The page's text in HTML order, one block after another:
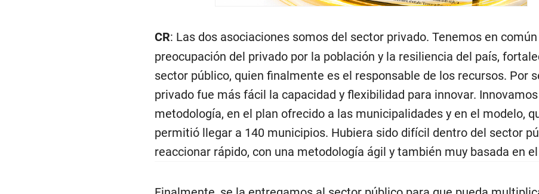
CR: Las dos asociaciones somos del sector privado. Tenemos en
preocupación del privado por la población y la resiliencia del país,
sector público, quien finalmente es el responsable de los recursos. Por
privado fue más fácil la capacidad y flexibilidad para innovar.
metodología, en el plan ofrecido a las municipalidades y en el modelo,
permitió llegar a 140 municipios. Hubiera sido difícil dentro del sector
reaccionar rápido, con una metodología ágil y también muy basada en